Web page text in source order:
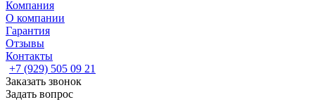
Компания
О компании
Гарантия
Отзывы
Контакты
+7 (929) 505 09 21
Заказать звонок
Задать вопрос